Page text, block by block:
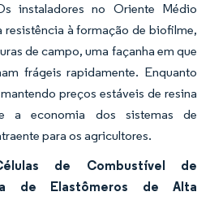
instaladores no Oriente Médio
resistência à formação de biofilme,
de campo, uma façanha em que
frágeis rapidamente. Enquanto
preços estáveis de resina
a economia dos sistemas de
para os agricultores.
de Combustível de
de Elastômeros de Alta